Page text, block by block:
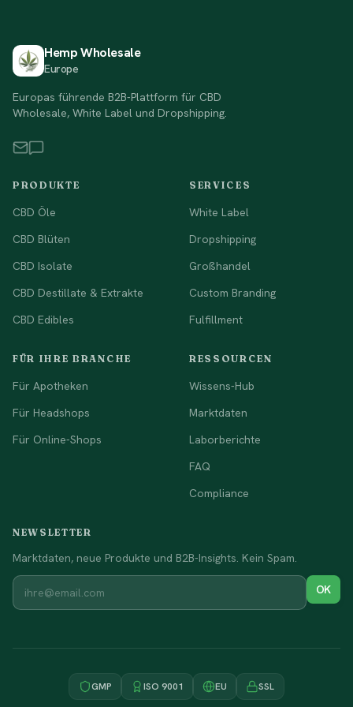
Hemp Wholesale
Europe
Europas führende B2B-Plattform für CBD
Wholesale, White Label und Dropshipping.
PRODUKTE
CBD Öle
CBD Blüten
CBD Isolate
CBD Destillate & Extrakte
CBD Edibles
SERVICES
White Label
Dropshipping
Großhandel
Custom Branding
Fulfillment
FÜR IHRE BRANCHE
Für Apotheken
Für Headshops
Für Online-Shops
RESSOURCEN
Wissens-Hub
Marktdaten
Laborberichte
FAQ
Compliance
NEWSLETTER
Marktdaten, neue Produkte und B2B-Insights. Kein Spam.
OK
GMP ISO 9001 EU SSL